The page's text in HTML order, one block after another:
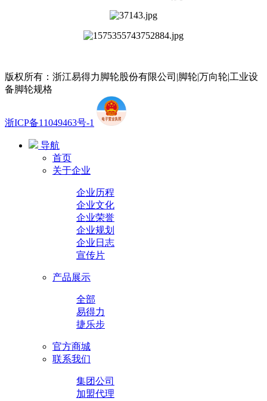
版权所有：浙江易得力脚轮股份有限公司|脚轮|万向轮|工业设
备脚轮规格
浙ICP备11049463号-1
导航
首页
关于企业
企业历程
企业文化
企业荣誉
企业规划
企业日志
宣传片
产品展示
全部
易得力
捷乐步
官方商城
联系我们
集团公司
加盟代理